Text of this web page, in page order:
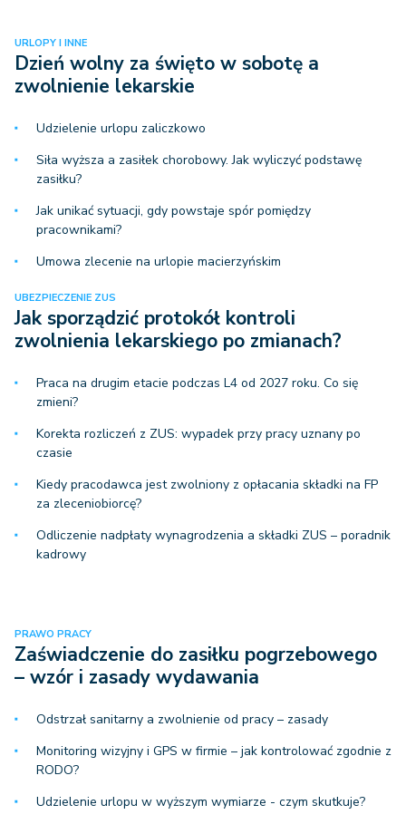
URLOPY I INNE
Dzień wolny za święto w sobotę a
zwolnienie lekarskie
Udzielenie urlopu zaliczkowo
Siła wyższa a zasiłek chorobowy. Jak wyliczyć podstawę
zasiłku?
Jak unikać sytuacji, gdy powstaje spór pomiędzy
pracownikami?
Umowa zlecenie na urlopie macierzyńskim
UBEZPIECZENIE ZUS
Jak sporządzić protokół kontroli
zwolnienia lekarskiego po zmianach?
Praca na drugim etacie podczas L4 od 2027 roku. Co się
zmieni?
Korekta rozliczeń z ZUS: wypadek przy pracy uznany po
czasie
Kiedy pracodawca jest zwolniony z opłacania składki na FP
za zleceniobiorcę?
Odliczenie nadpłaty wynagrodzenia a składki ZUS – poradnik
kadrowy
PRAWO PRACY
Zaświadczenie do zasiłku pogrzebowego
– wzór i zasady wydawania
Odstrzał sanitarny a zwolnienie od pracy – zasady
Monitoring wizyjny i GPS w firmie – jak kontrolować zgodnie z
RODO?
Udzielenie urlopu w wyższym wymiarze - czym skutkuje?